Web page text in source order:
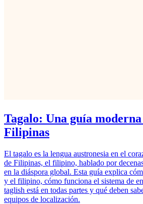
Tagalo: Una guía
Filipinas
El tagalo es la lengua austronesia en el
de Filipinas, el filipino, hablado por
en la diáspora global. Esta guía explica
y el filipino, cómo funciona el sistema de
taglish está en todas partes y qué deben
equipos de localización.